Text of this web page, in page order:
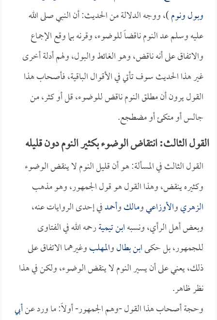
وبول ونوم)، ووجه الدلالة من الحديث: أن النبي صلى الله
عليه وسلم عد النوم ناقضاً للوضوء، وقرنه بما وقع الإجماع
والاتفاق على أنه ناقض، وهو الغائط والبول، ولهم أدلة أخرى
غير هذا الحديث سوف تأتي في الأقوال الباقية، فأصحاب هذا
القول يرون أن مطلق النوم ناقض للوضوء، قل أو كثر، من
جالس أو متكئ أو مضطجع.
القول الثالث: انتقاض الوضوء بكثير النوم دون قليله
القول الثالث في المسألة: هو أن قليل النوم لا ينقض الوضوء
وكثيره ينقض، وهذا القول هو قول الجمهور، وهو مذهب
الزهريوالأوزاعيومالكوأحمدفي إحدى الروايات عنه،
وبعض أهل الرأي، ونسبهابن تيميةرحمه الله في الفتاوى
للجمهور، بل حكىابن بطالوالمهلبوغيرهما الاتفاق على
ذلك، يعني على أن يسير النوم لا ينقض الوضوء، ولكن في هذا
نظر ظاهر.
وحجة أصحاب هذا القول -وهم الجمهور- أولاً: ما ورد عنأبي